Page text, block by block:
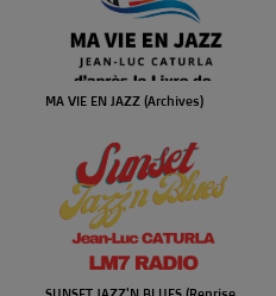
MA VIE EN JAZZ (Archives)